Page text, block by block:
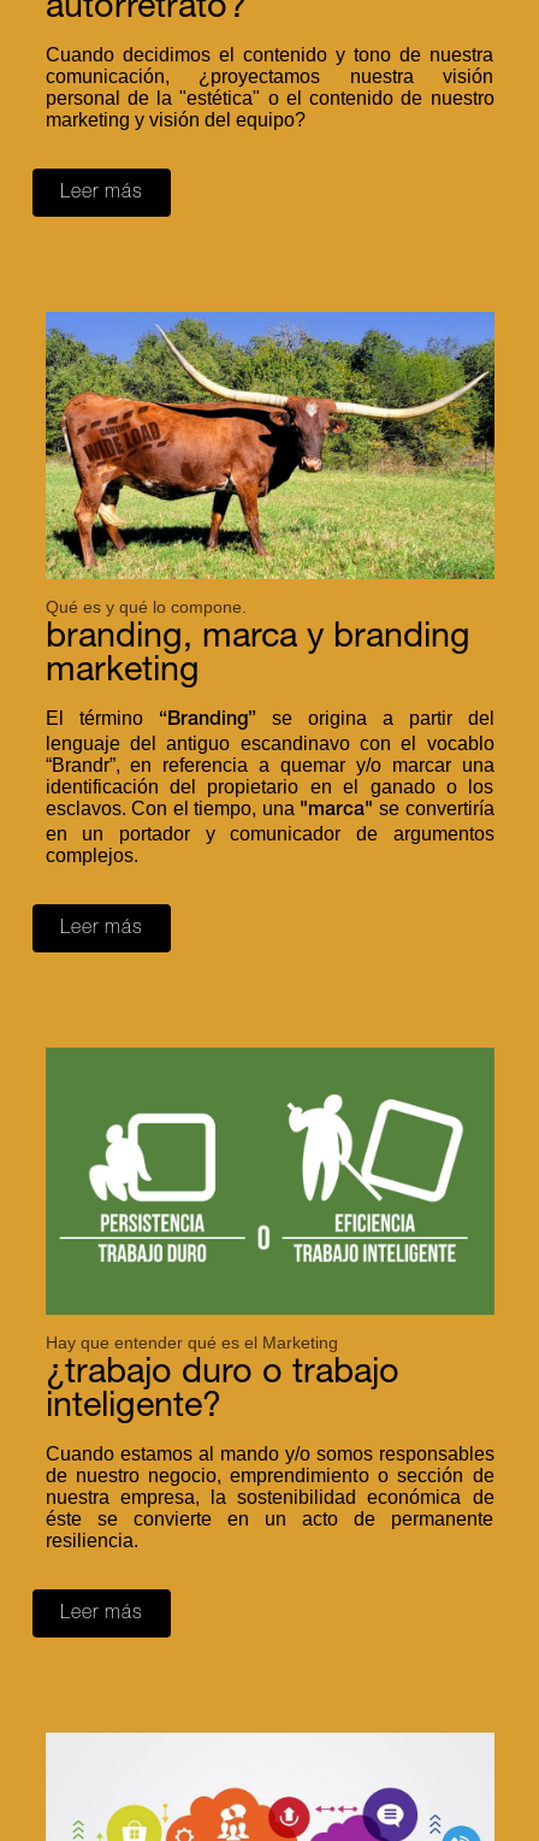
autorretrato?
Cuando decidimos el contenido y tono de nuestra
comunicación, ¿proyectamos nuestra visión
personal de la "estética" o el contenido de nuestro
marketing y visión del equipo?
Leer más
Qué es y qué lo compone.
branding, marca y branding
marketing
El término “Branding”se origina a partir del
lenguaje del antiguo escandinavo con el vocablo
“Brandr”, en referencia a quemar y/o marcar una
identificación del propietario en el ganado o los
esclavos. Con el tiempo, una "marca" se convertiría
en un portador y comunicador de argumentos
complejos.
Leer más
Hay que entender qué es el Marketing
¿trabajo duro o trabajo
inteligente?
Cuando estamos al mando y/o somos responsables
de nuestro negocio, emprendimiento o sección de
nuestra empresa, la sostenibilidad económica de
éste se convierte en un acto de permanente
resiliencia.
Leer más